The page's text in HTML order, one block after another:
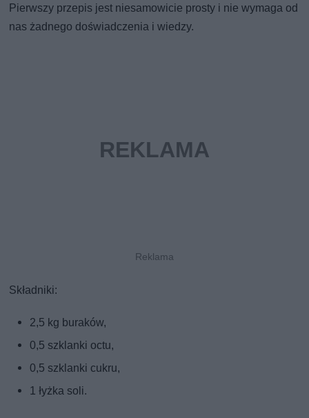
Pierwszy przepis jest niesamowicie prosty i nie wymaga od
nas żadnego doświadczenia i wiedzy.
Składniki:
2,5 kg buraków,
0,5 szklanki octu,
0,5 szklanki cukru,
1 łyżka soli.